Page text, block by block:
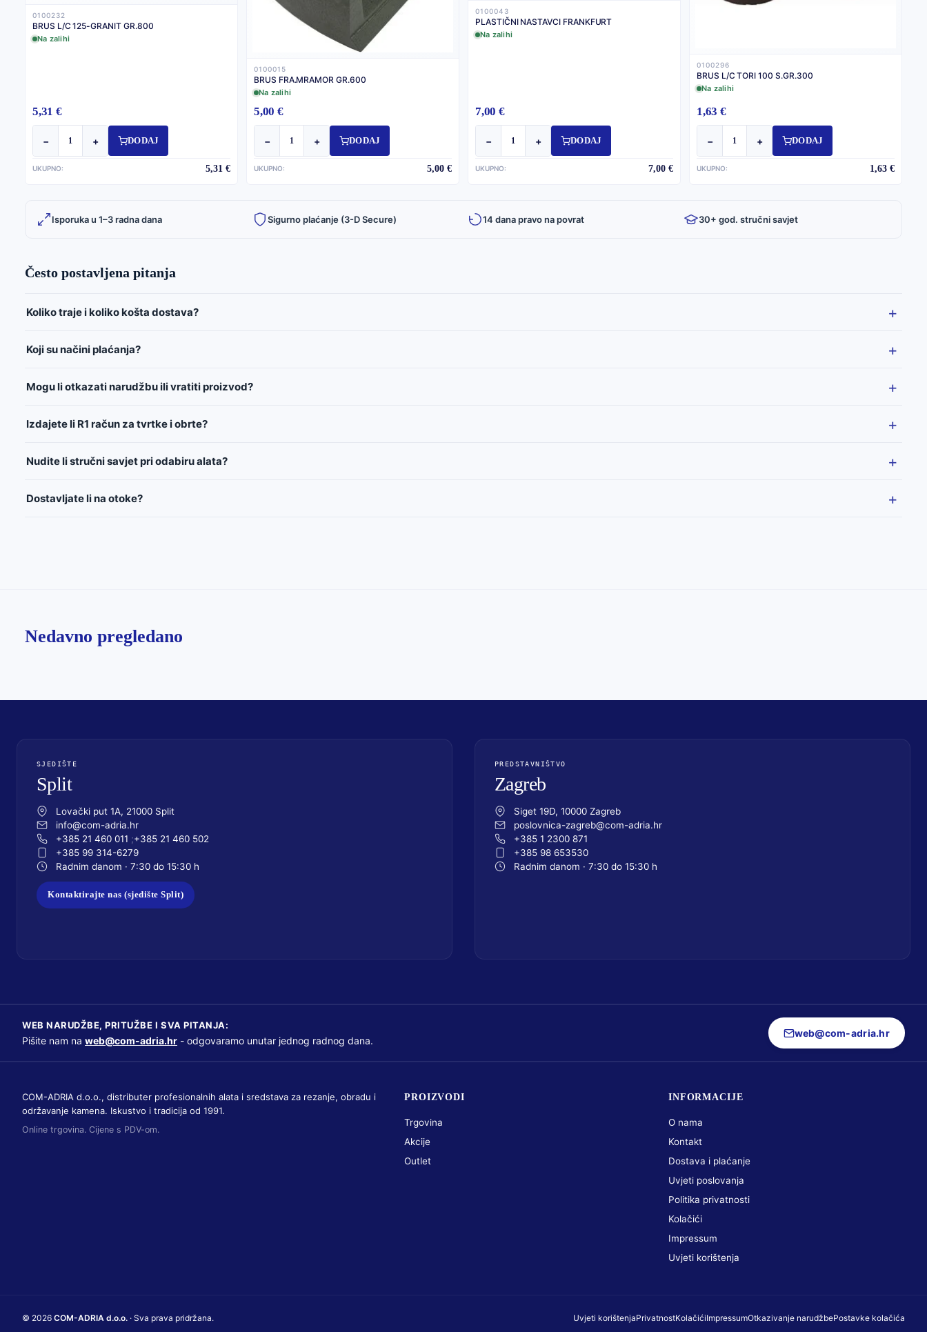
0100232
BRUS L/C 125-GRANIT GR.800
Na zalihi
5,31 €
− + DODAJ
UKUPNO: 5,31 €
0100015
BRUS FRA.MRAMOR GR.600
Na zalihi
5,00 €
− + DODAJ
UKUPNO: 5,00 €
0100043
PLASTIČNI NASTAVCI FRANKFURT
Na zalihi
7,00 €
− + DODAJ
UKUPNO: 7,00 €
0100296
BRUS L/C TORI 100 S.GR.300
Na zalihi
1,63 €
− + DODAJ
UKUPNO: 1,63 €
Isporuka u 1–3 radna dana Sigurno plaćanje (3-D Secure) 14 dana pravo na povrat 30+ god. stručni savjet
Često postavljena pitanja
Koliko traje i koliko košta dostava?
Koji su načini plaćanja?
Mogu li otkazati narudžbu ili vratiti proizvod?
Izdajete li R1 račun za tvrtke i obrte?
Nudite li stručni savjet pri odabiru alata?
Dostavljate li na otoke?
Nedavno pregledano
SJEDIŠTE
Split
Lovački put 1A, 21000 Split
info@com-adria.hr
+385 21 460 011
+385 21 460 502
+385 99 314-6279
Radnim danom · 7:30 do 15:30 h
Kontaktirajte nas (sjedište Split)
PREDSTAVNIŠTVO
Zagreb
Siget 19D, 10000 Zagreb
poslovnica-zagreb@com-adria.hr
+385 1 2300 871
+385 98 653530
Radnim danom · 7:30 do 15:30 h
WEB NARUDŽBE, PRITUŽBE I SVA PITANJA:
Pišite nam na web@com-adria.hr - odgovaramo unutar jednog radnog dana.
web@com-adria.hr
COM-ADRIA d.o.o., distributer profesionalnih alata i sredstava za rezanje, obradu i
održavanje kamena. Iskustvo i tradicija od 1991.
Online trgovina. Cijene s PDV-om.
PROIZVODI
Trgovina
Akcije
Outlet
INFORMACIJE
O nama
Kontakt
Dostava i plaćanje
Uvjeti poslovanja
Politika privatnosti
Kolačići
Impressum
Uvjeti korištenja
© 2026 COM-ADRIA d.o.o. · Sva prava pridržana. Uvjeti korištenjaPrivatnostKolačićiImpressumOtkazivanje narudžbePostavke kolačića